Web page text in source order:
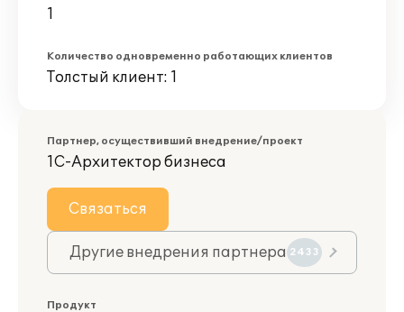
1
Количество одновременно работающих клиентов
Толстый клиент: 1
Партнер, осуществивший внедрение/проект
1С-Архитектор бизнеса
Связаться
Другие внедрения партнера 2433
Продукт